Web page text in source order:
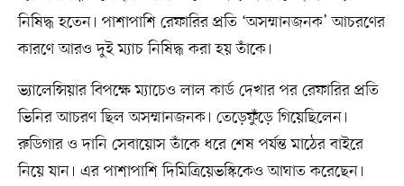
নিষিদ্ধ হতেন। পাশাপাশি রেফারির প্রতি ‘অসম্মানজনক’ আচরণের
কারণে আরও দুই ম্যাচ নিষিদ্ধ করা হয় তাঁকে।
ভ্যালেন্সিয়ার বিপক্ষে ম্যাচেও লাল কার্ড দেখার পর রেফারির প্রতি
ভিনির আচরণ ছিল অসম্মানজনক। তেড়েফুঁড়ে গিয়েছিলেন।
রুডিগার ও দানি সেবায়োস তাঁকে ধরে শেষ পর্যন্ত মাঠের বাইরে
নিয়ে যান। এর পাশাপাশি দিমিত্রিয়েভস্কিকেও আঘাত করেছেন।